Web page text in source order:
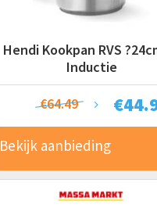
Hendi Kookpan RVS
Inductie
€
€64.49
Bekijk aanbieding